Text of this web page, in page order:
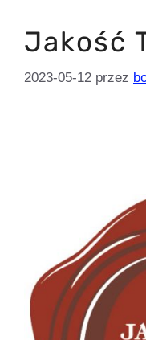
Jakość
2023-05-12 przez